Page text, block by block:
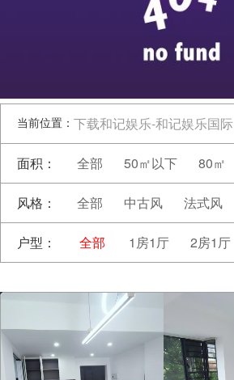
当前位置： 下载和记娱乐-和记娱乐国际
面积： 全部 50㎡以下 80㎡
风格： 全部 中古风 法式风
户型： 全部 1房1厅 2房1厅